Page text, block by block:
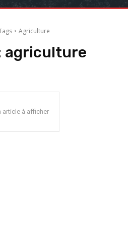
Agriculture
agriculture
article à afficher